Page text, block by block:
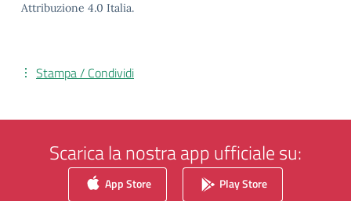
Attribuzione 4.0 Italia.
Stampa / Condividi
Scarica la nostra app ufficiale su:
App Store Play Store